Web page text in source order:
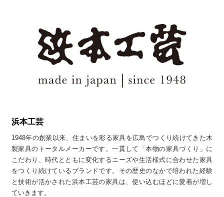
浜本工芸
1948年の創業以来、住まいを彩る家具を広島でつくり続けてきた木
製家具のトータルメーカーです。一貫して「本物の家具づくり」に
こだわり、時代とともに変化するニーズや生活様式に合わせた家具
をつくり続けているブランドです。その歴史のなかで培われた経験
と技術が活かされた浜本工芸の家具は、使い込むほどに愛着が増し
ていきます。